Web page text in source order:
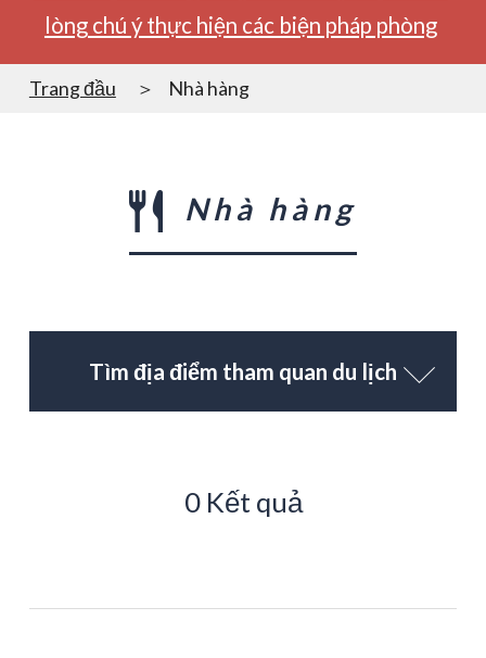
lòng chú ý thực hiện các biện pháp phòng
Trang đầu Nhà hàng
Nhà hàng
Tìm địa điểm tham quan du lịch
0 Kết quả